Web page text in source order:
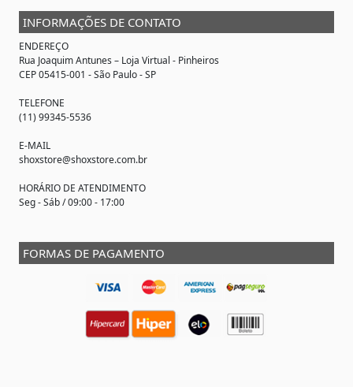
INFORMAÇÕES DE CONTATO
ENDEREÇO
Rua Joaquim Antunes – Loja Virtual - Pinheiros
CEP 05415-001 - São Paulo - SP
TELEFONE
(11) 99345-5536
E-MAIL
shoxstore@shoxstore.com.br
HORÁRIO DE ATENDIMENTO
Seg - Sáb / 09:00 - 17:00
FORMAS DE PAGAMENTO